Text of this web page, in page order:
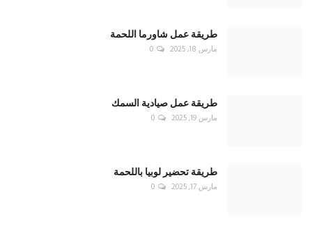
طريقة عمل شاورما اللحمة
مارس 18, 2025 0
طريقة عمل صيادية السمك
مارس 19, 2025 0
طريقة تحضير لوبيا باللحمة
مارس 17, 2025 0